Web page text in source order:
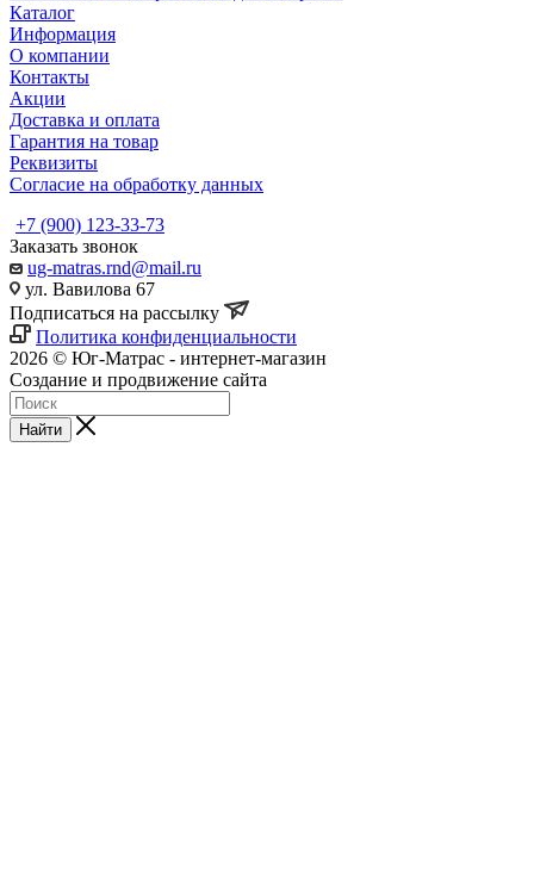
Каталог
Информация
О компании
Контакты
Акции
Доставка и оплата
Гарантия на товар
Реквизиты
Согласие на обработку данных
+7 (900) 123-33-73
Заказать звонок
ug-matras.rnd@mail.ru
ул. Вавилова 67
Подписаться на рассылку
Политика конфиденциальности
2026 © Юг-Матрас - интернет-магазин
Создание и продвижение сайта
Найти